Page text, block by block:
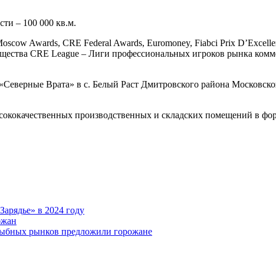
– 100 000 кв.м.
Awards, CRE Federal Awards, Euromoney, Fiabci Prix
CRE League – Лиги профессиональных игроков рынка
Врата» в с. Белый Раст Дмитровского района
производственных и складских помещений в
в 2024 году
рынков предложили горожане